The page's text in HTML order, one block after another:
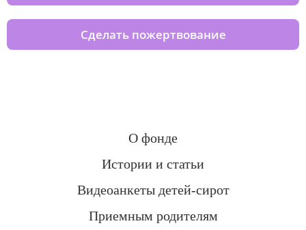
Сделать пожертвование
О фонде
Истории и статьи
Видеоанкеты детей-сирот
Приемным родителям